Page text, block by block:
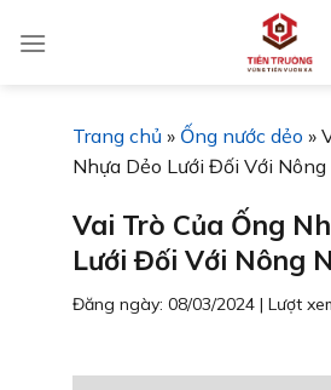
đến
Trang chủ » Ống nước dẻo »
Nhựa Dẻo Lưới Đối Với
Vai Trò Của Ống
Lưới Đối Với Nông
Đăng ngày: 08/03/2024 | Lượt